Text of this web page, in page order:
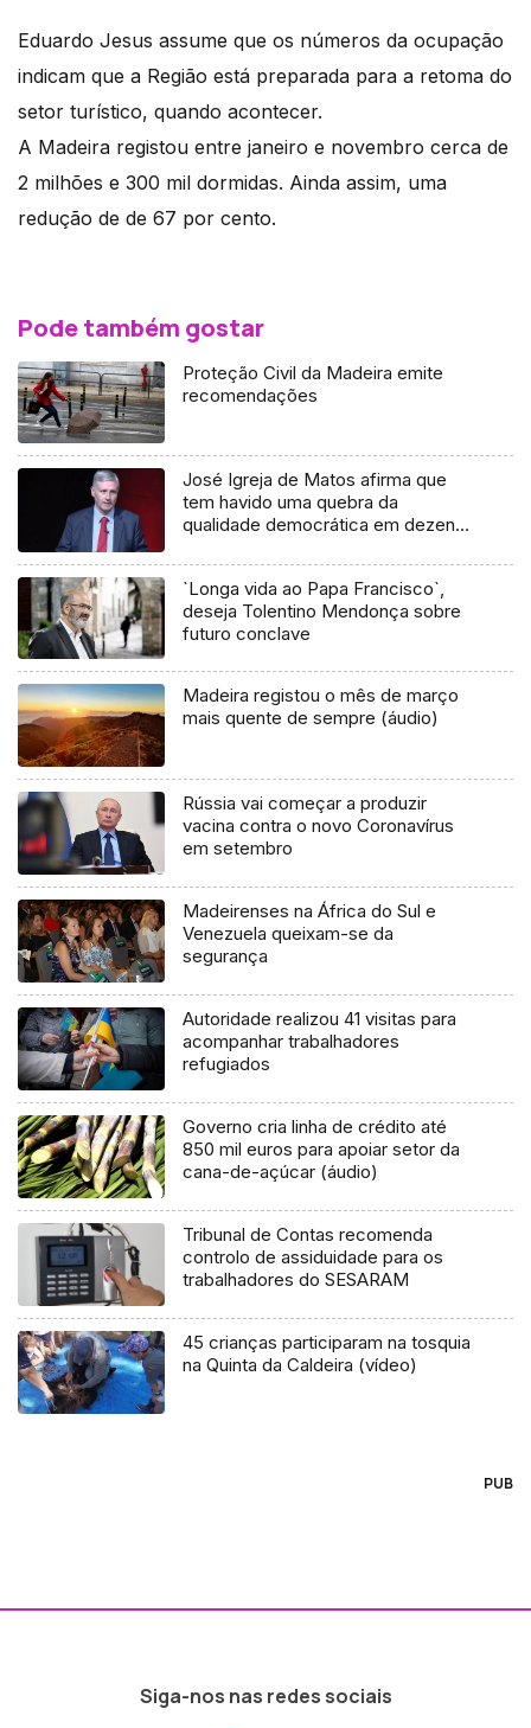
Eduardo Jesus assume que os números da ocupação
indicam que a Região está preparada para a retoma do
setor turístico, quando acontecer.
A Madeira registou entre janeiro e novembro cerca de
2 milhões e 300 mil dormidas. Ainda assim, uma
redução de de 67 por cento.
Pode também gostar
Proteção Civil da Madeira emite
recomendações
José Igreja de Matos afirma que
tem havido uma quebra da
qualidade democrática em dezenas
`Longa vida ao Papa Francisco`,
deseja Tolentino Mendonça sobre
futuro conclave
Madeira registou o mês de março
mais quente de sempre (áudio)
Rússia vai começar a produzir
vacina contra o novo Coronavírus
em setembro
Madeirenses na África do Sul e
Venezuela queixam-se da
segurança
Autoridade realizou 41 visitas para
acompanhar trabalhadores
refugiados
Governo cria linha de crédito até
850 mil euros para apoiar setor da
cana-de-açúcar (áudio)
Tribunal de Contas recomenda
controlo de assiduidade para os
trabalhadores do SESARAM
45 crianças participaram na tosquia
na Quinta da Caldeira (vídeo)
PUB
Siga-nos nas redes sociais